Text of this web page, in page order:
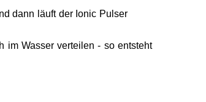
dann läuft der Ionic Pulser
im Wasser verteilen - so entsteht